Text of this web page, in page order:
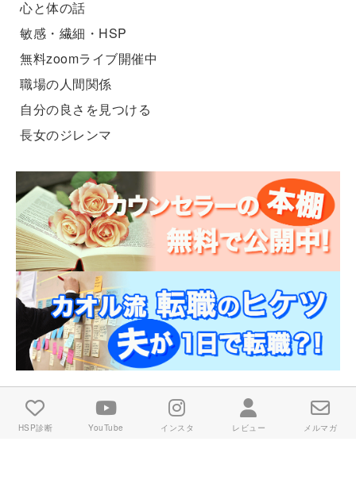
心と体の話
敏感・繊細・HSP
無料zoomライブ開催中
職場の人間関係
自分の良さを見つける
長女のジレンマ
HSP診断 YouTube インスタ レビュー メルマガ